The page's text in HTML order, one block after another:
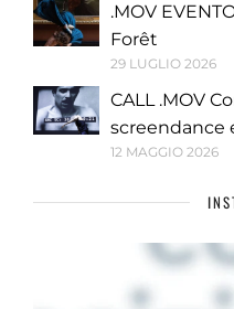
.MOV
Forêt
29 LUGLIO 2026
CALL .MOV
screendance
12 MAGGIO 2026